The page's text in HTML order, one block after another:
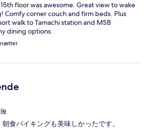
floor was awesome. Great view to wake
Comfy corner couch and firm beds. Plus
walk to Tamachi station and MSB
dining options.
nætter
食バイキングも美味しかったです。